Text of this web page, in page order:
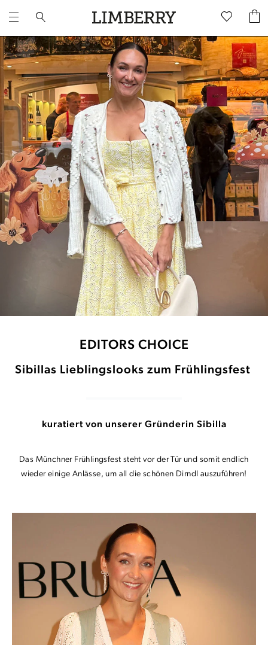
EDITORS CHOICE
Sibillas Lieblingslooks zum Frühlingsfest
kuratiert von unserer Gründerin Sibilla
Das Münchner Frühlingsfest steht vor der Tür und somit endlich
wieder einige Anlässe, um all die schönen Dirndl auszuführen!